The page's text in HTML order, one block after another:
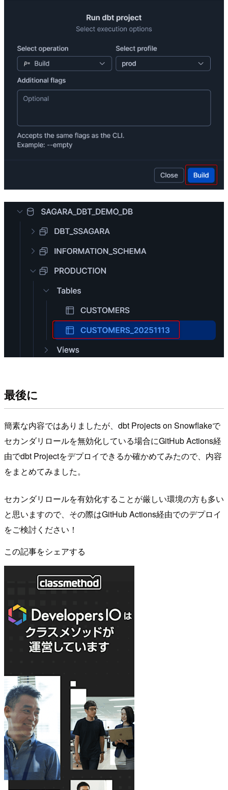
最後に
簡素な内容ではありましたが、dbt Projects on Snowflakeで
セカンダリロールを無効化している場合にGitHub Actions経
由でdbt Projectをデプロイできるか確かめてみたので、内容
をまとめてみました。
セカンダリロールを有効化することが厳しい環境の方も多い
と思いますので、その際はGitHub Actions経由でのデプロイ
をご検討ください！
この記事をシェアする